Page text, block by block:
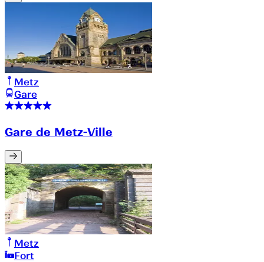
Metz
Gare
Gare de Metz-Ville
Metz
Fort